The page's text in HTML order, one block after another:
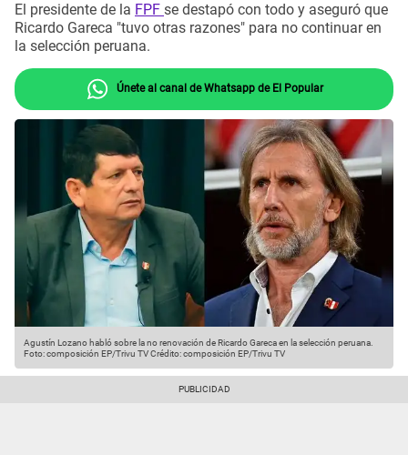
El presidente de la FPF se destapó con todo y aseguró que
Ricardo Gareca "tuvo otras razones" para no continuar en
la selección peruana.
Únete al canal de Whatsapp de El Popular
Agustín Lozano habló sobre la no renovación de Ricardo Gareca en la selección peruana.
Foto: composición EP/Trivu TVCrédito: composición EP/Trivu TV